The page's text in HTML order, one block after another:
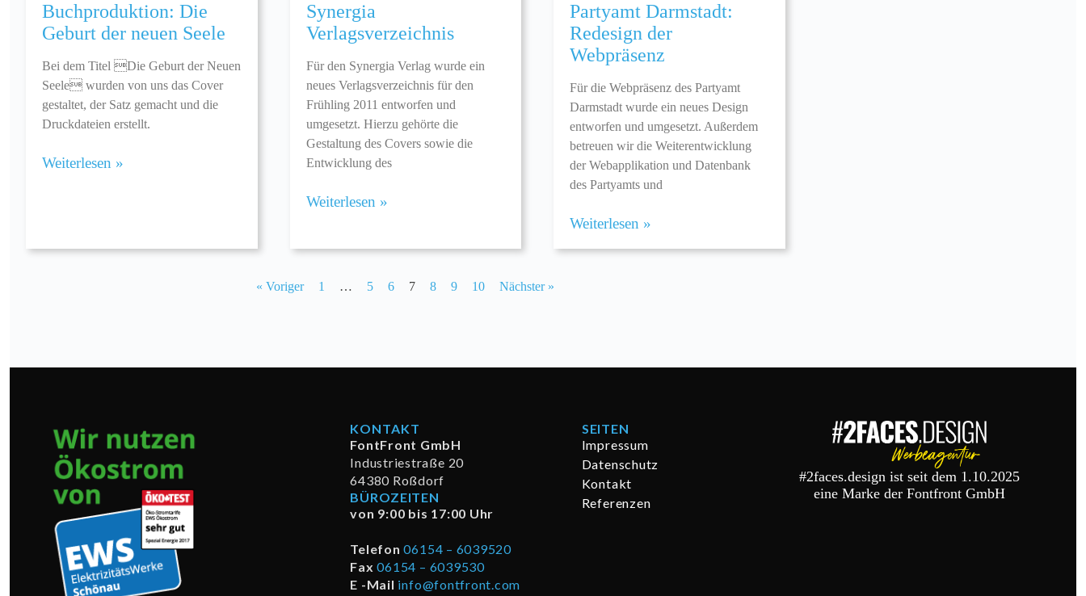
Buchproduktion: Die
Geburt der neuen Seele
Bei dem Titel Die Geburt der Neuen
Seele wurden von uns das Cover
gestaltet, der Satz gemacht und die
Druckdateien erstellt.
Weiterlesen »
Synergia
Verlagsverzeichnis
Für den Synergia Verlag wurde ein
neues Verlagsverzeichnis für den
Frühling 2011 entworfen und
umgesetzt. Hierzu gehörte die
Gestaltung des Covers sowie die
Entwicklung des
Weiterlesen »
Partyamt Darmstadt:
Redesign der
Webpräsenz
Für die Webpräsenz des Partyamt
Darmstadt wurde ein neues Design
entworfen und umgesetzt. Außerdem
betreuen wir die Weiterentwicklung
der Webapplikation und Datenbank
des Partyamts und
Weiterlesen »
« Voriger 1 … 5 6 7 8 9 10 Nächster »
KONTAKT
FontFront GmbH
Industriestraße 20
64380 Roßdorf
BÜROZEITEN
von 9:00 bis 17:00 Uhr
Telefon 06154 – 6039520
Fax 06154 – 6039530
E -Mail info@fontfront.com
SEITEN
Impressum
Datenschutz
Kontakt
Referenzen
#2faces.design ist seit dem 1.10.2025
eine Marke der Fontfront GmbH